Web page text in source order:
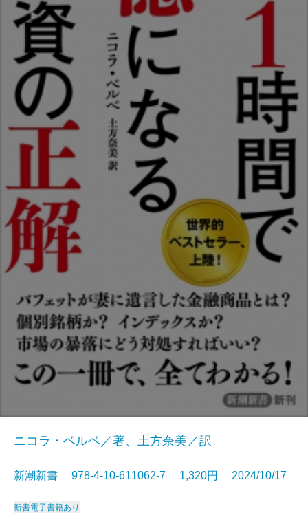
ニコラ・ベルベ／著、土方奈美／訳
新潮新書 978-4-10-611062-7 1,320円 2024/10/17
新書電子書籍あり